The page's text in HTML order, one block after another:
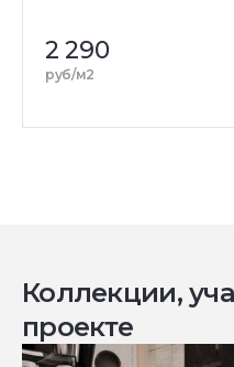
2 290
руб/м2
Коллекции,
проекте